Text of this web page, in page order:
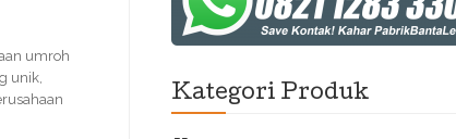
umroh
unik,
Kategori Produk